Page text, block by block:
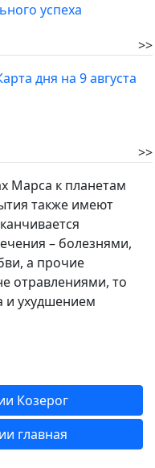
успеха
>>
дня на 9 августа
>>
Марса к планетам
также имеют
– болезнями,
а прочие
отравлениями, то
и ухудшением
Козерог
главная